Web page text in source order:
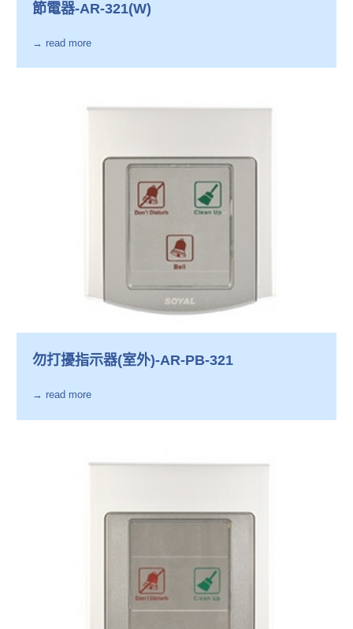
節電器-AR-321(W)
→ read more
勿打擾指示器(室外)-AR-PB-321
→ read more